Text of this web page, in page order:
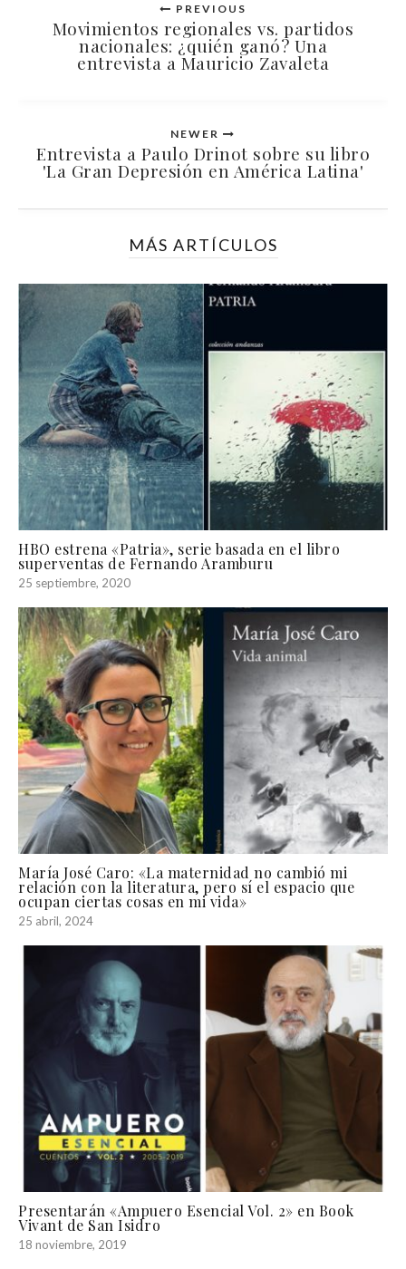
PREVIOUS
Movimientos regionales vs. partidos
nacionales: ¿quién ganó? Una
entrevista a Mauricio Zavaleta
NEWER
Entrevista a Paulo Drinot sobre su libro
'La Gran Depresión en América Latina'
MÁS ARTÍCULOS
HBO estrena «Patria», serie basada en el libro
superventas de Fernando Aramburu
25 septiembre, 2020
María José Caro: «La maternidad no cambió mi
relación con la literatura, pero sí el espacio que
ocupan ciertas cosas en mi vida»
25 abril, 2024
Presentarán «Ampuero Esencial Vol. 2» en Book
Vivant de San Isidro
18 noviembre, 2019